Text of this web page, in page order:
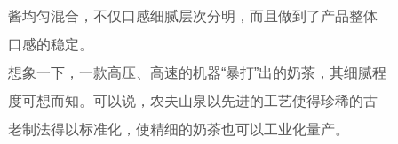
酱均匀混合，不仅口感细腻层次分明，而且做到了产品整体
口感的稳定。
想象一下，一款高压、高速的机器“暴打”出的奶茶，其细腻程
度可想而知。可以说，农夫山泉以先进的工艺使得珍稀的古
老制法得以标准化，使精细的奶茶也可以工业化量产。